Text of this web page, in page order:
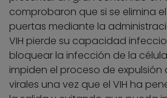
comprobaron que si se elimina
puertas mediante la
VIH pierde su capacidad
bloquear la infección de la
impiden el proceso de expulsión
virales una vez que el VIH ha